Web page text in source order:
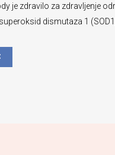
je zdravilo za zdravljenje
dismutaza 1